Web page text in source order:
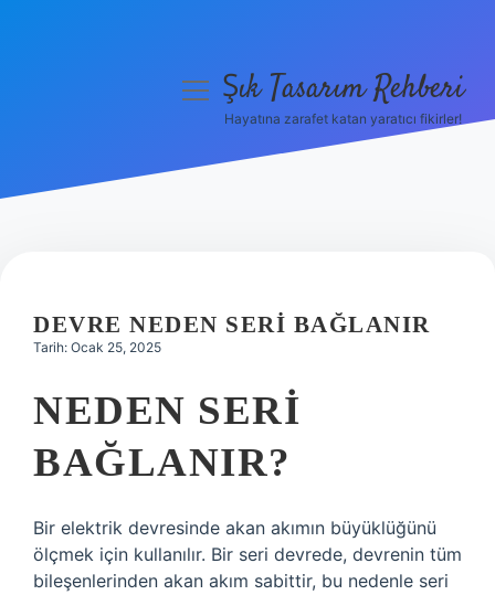
Hakkımızda
menüyüŞık Tasarım Rehberi
Hayatına zarafet katan yaratıcı fikirler!
DEVRE NEDEN SERI BAĞLANIR
Tarih: Ocak 25, 2025
NEDEN SERI
BAĞLANIR?
Bir elektrik devresinde akan akımın büyüklüğünü
ölçmek için kullanılır. Bir seri devrede, devrenin tüm
bileşenlerinden akan akım sabittir, bu nedenle seri